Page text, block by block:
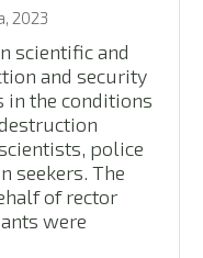
2023
scientific and
and security
in the conditions
police
seekers. The
of rector
were